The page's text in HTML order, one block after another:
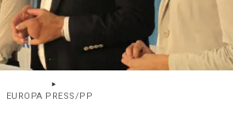
EUROPA PRESS/PP